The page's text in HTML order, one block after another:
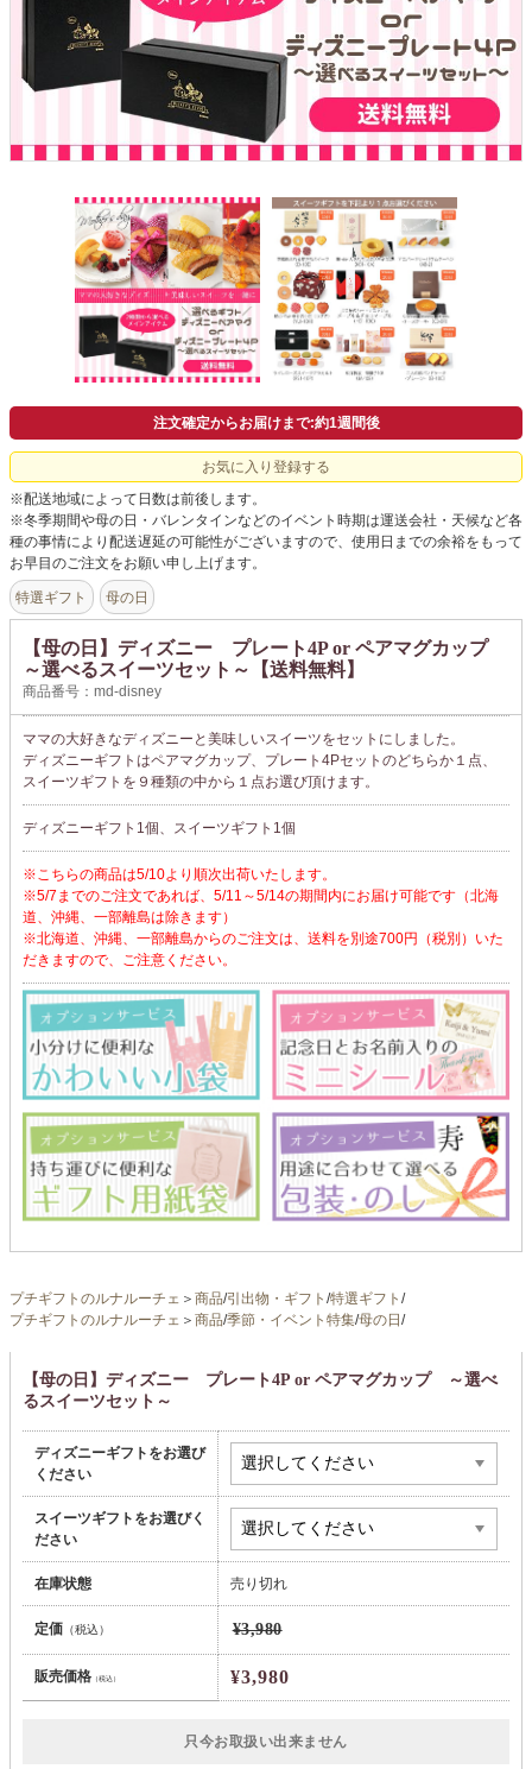
注文確定からお届けまで:約1週間後
お気に入り登録する
※配送地域によって日数は前後します。
※冬季期間や母の日・バレンタインなどのイベント時期は運送会社・天候など各
種の事情により配送遅延の可能性がございますので、使用日までの余裕をもって
お早目のご注文をお願い申し上げます。
特選ギフト 母の日
【母の日】ディズニー プレート4P or ペアマグカップ
～選べるスイーツセット～【送料無料】
商品番号：md-disney
ママの大好きなディズニーと美味しいスイーツをセットにしました。
ディズニーギフトはペアマグカップ、プレート4Pセットのどちらか１点、
スイーツギフトを９種類の中から１点お選び頂けます。
ディズニーギフト1個、スイーツギフト1個
※こちらの商品は5/10より順次出荷いたします。
※5/7までのご注文であれば、5/11～5/14の期間内にお届け可能です（北海
道、沖縄、一部離島は除きます）
※北海道、沖縄、一部離島からのご注文は、送料を別途700円（税別）いた
だきますので、ご注意ください。
プチギフトのルナルーチェ ＞ 商品/引出物・ギフト /特選ギフト /
プチギフトのルナルーチェ ＞ 商品/季節・イベント特集/母の日 /
【母の日】ディズニー プレート4P or ペアマグカップ ～選べ
るスイーツセット～
ディズニーギフトをお選び
ください
スイーツギフトをお選びく
ださい
在庫状態 売り切れ
定価（税込） ¥3,980
販売価格（税込） ¥3,980
只今お取扱い出来ません